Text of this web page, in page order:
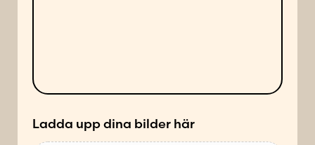
t
*
d
e
Ladda upp dina bilder här